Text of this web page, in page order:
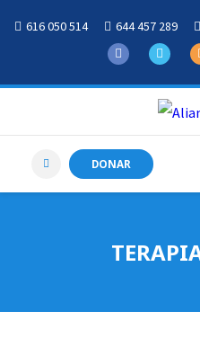
616 050 514 644 457 289
DONAR